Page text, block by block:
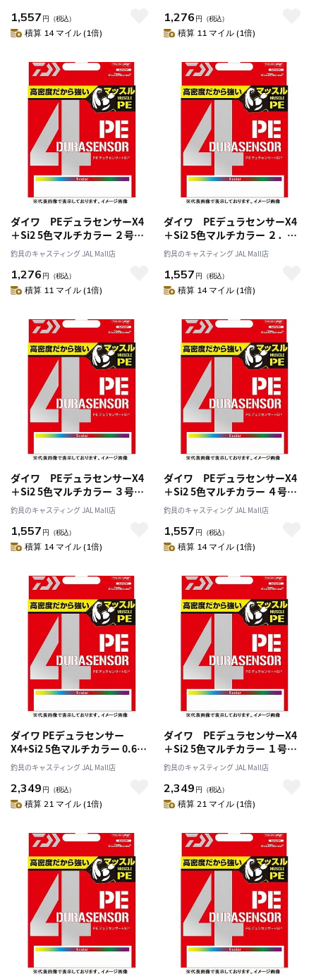
1,557 円 （税込）
積算 14 マイル (1倍)
1,276 円 （税込）
積算 11 マイル (1倍)
ダイワ PEデュラセンサーX4
＋Si2 5色マルチカラー ２号－
２００m
釣具のキャスティング JAL Mall店
1,276 円 （税込）
積算 11 マイル (1倍)
ダイワ PEデュラセンサーX4
＋Si2 5色マルチカラー ２．５
号－２００m
釣具のキャスティング JAL Mall店
1,557 円 （税込）
積算 14 マイル (1倍)
ダイワ PEデュラセンサーX4
＋Si2 5色マルチカラー ３号－
２００m
釣具のキャスティング JAL Mall店
1,557 円 （税込）
積算 14 マイル (1倍)
ダイワ PEデュラセンサーX4
＋Si2 5色マルチカラー ４号－
２００m
釣具のキャスティング JAL Mall店
1,557 円 （税込）
積算 14 マイル (1倍)
ダイワ PEデュラセンサー
X4+Si2 5色マルチカラー 0.6
号-300m
釣具のキャスティング JAL Mall店
2,349 円 （税込）
積算 21 マイル (1倍)
ダイワ PEデュラセンサーX4
＋Si2 5色マルチカラー １号－
300m
釣具のキャスティング JAL Mall店
2,349 円 （税込）
積算 21 マイル (1倍)